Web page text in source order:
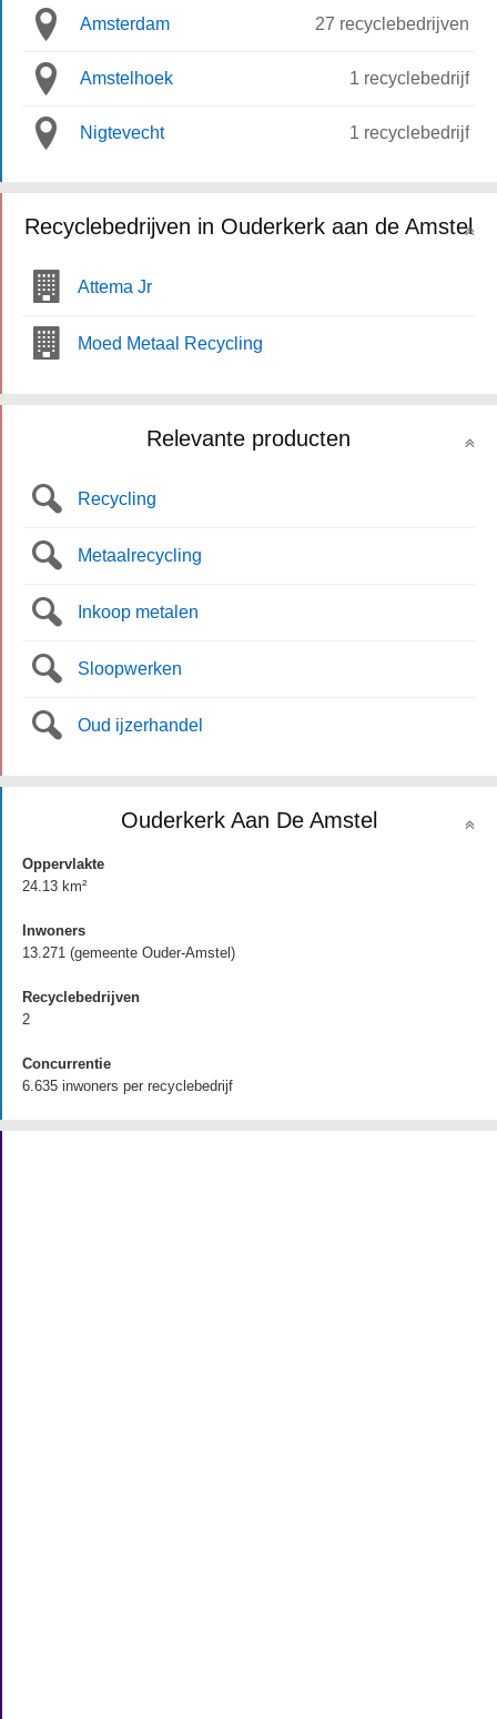
Amsterdam 27 recyclebedrijven
Amstelhoek 1 recyclebedrijf
Nigtevecht 1 recyclebedrijf
Recyclebedrijven in Ouderkerk aan de Amstel
Attema Jr
Moed Metaal Recycling
Relevante producten
Recycling
Metaalrecycling
Inkoop metalen
Sloopwerken
Oud ijzerhandel
Ouderkerk Aan De Amstel
Oppervlakte
24.13 km²
Inwoners
13.271 (gemeente Ouder-Amstel)
Recyclebedrijven
2
Concurrentie
6.635 inwoners per recyclebedrijf